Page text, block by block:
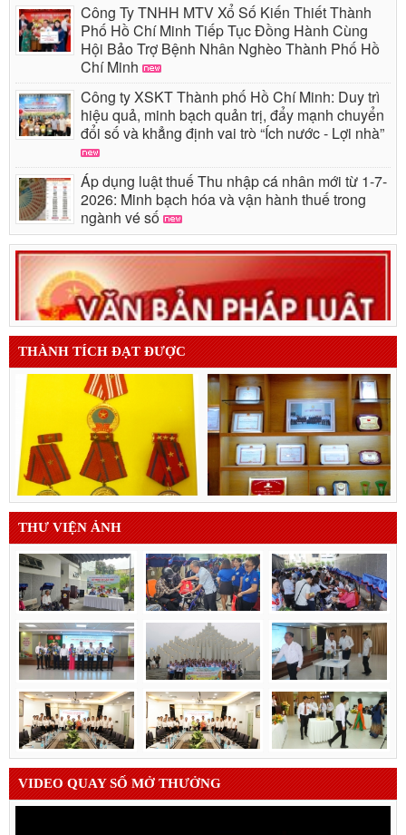
Công Ty TNHH MTV Xổ Số Kiến Thiết Thành
Phố Hồ Chí Minh Tiếp Tục Đồng Hành Cùng
Hội Bảo Trợ Bệnh Nhân Nghèo Thành Phố Hồ
Chí Minh
Công ty XSKT Thành phố Hồ Chí Minh: Duy trì
hiệu quả, minh bạch quản trị, đẩy mạnh chuyển
đổi số và khẳng định vai trò “Ích nước - Lợi nhà”
Áp dụng luật thuế Thu nhập cá nhân mới từ 1-7-
2026: Minh bạch hóa và vận hành thuế trong
ngành vé số
THÀNH TÍCH ĐẠT ĐƯỢC
THƯ VIỆN ẢNH
VIDEO QUAY SỐ MỞ THƯỞNG